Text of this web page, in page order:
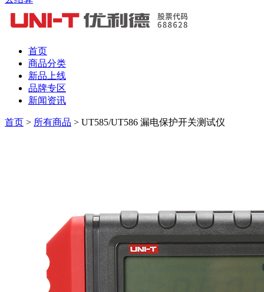
首页
商品分类
新品上线
品牌专区
新闻资讯
首页 > 所有商品 > UT585/UT586 漏电保护开关测试仪